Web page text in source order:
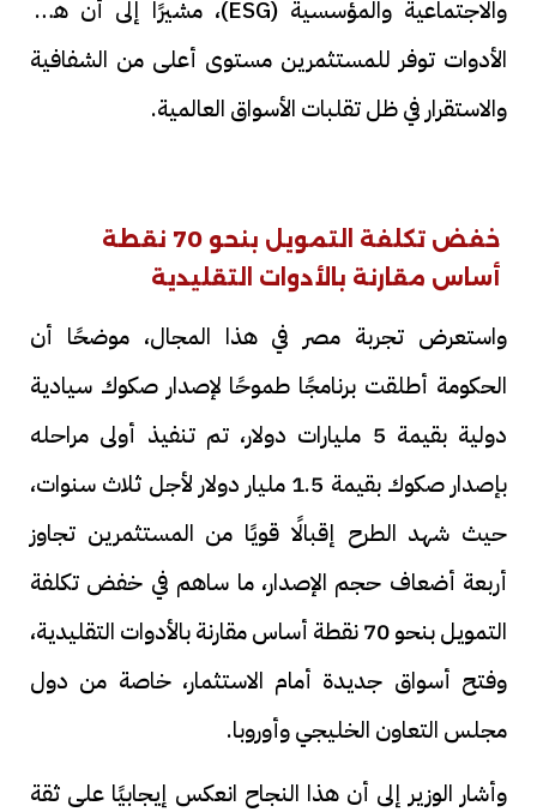
والاجتماعية والمؤسسية (ESG)، مشيرًا إلى أن هذه
الأدوات توفر للمستثمرين مستوى أعلى من الشفافية
والاستقرار في ظل تقلبات الأسواق العالمية.
خفض تكلفة التمويل بنحو 70 نقطة
أساس مقارنة بالأدوات التقليدية
واستعرض تجربة مصر في هذا المجال، موضحًا أن
الحكومة أطلقت برنامجًا طموحًا لإصدار صكوك سيادية
دولية بقيمة 5 مليارات دولار، تم تنفيذ أولى مراحله
بإصدار صكوك بقيمة 1.5 مليار دولار لأجل ثلاث سنوات،
حيث شهد الطرح إقبالًا قويًا من المستثمرين تجاوز
أربعة أضعاف حجم الإصدار، ما ساهم في خفض تكلفة
التمويل بنحو 70 نقطة أساس مقارنة بالأدوات التقليدية،
وفتح أسواق جديدة أمام الاستثمار، خاصة من دول
مجلس التعاون الخليجي وأوروبا.
وأشار الوزير إلى أن هذا النجاح انعكس إيجابيًا على ثقة